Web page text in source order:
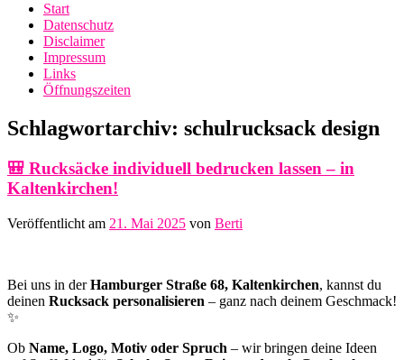
Start
Datenschutz
Disclaimer
Impressum
Links
Öffnungszeiten
Schlagwortarchiv: schulrucksack design
🎒 Rucksäcke individuell bedrucken lassen – in
Kaltenkirchen!
Veröffentlicht am 21. Mai 2025 von Berti
Bei uns in derHamburger Straße 68, Kaltenkirchen, kannst du
deinen Rucksack personalisieren – ganz nach deinem Geschmack!
✨
Ob Name, Logo, Motiv oder Spruch – wir bringen deine Ideen